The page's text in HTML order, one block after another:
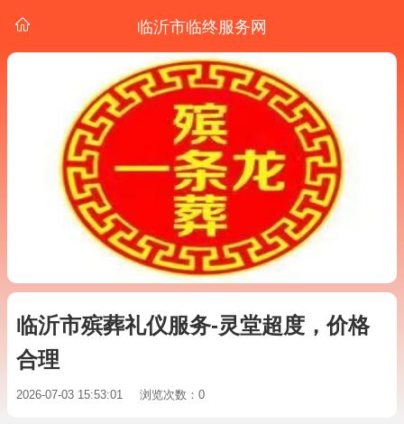
临沂市临终服务网
临沂市殡葬礼仪服务-灵堂超度，价格
合理
2026-07-03 15:53:01 浏览次数：0